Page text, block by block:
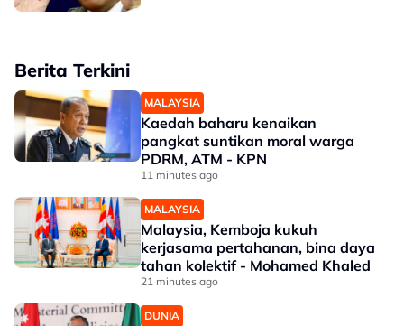
Berita Terkini
MALAYSIA
Kaedah baharu kenaikan
pangkat suntikan moral warga
PDRM, ATM - KPN
11 minutes ago
MALAYSIA
Malaysia, Kemboja kukuh
kerjasama pertahanan, bina daya
tahan kolektif - Mohamed Khaled
21 minutes ago
DUNIA